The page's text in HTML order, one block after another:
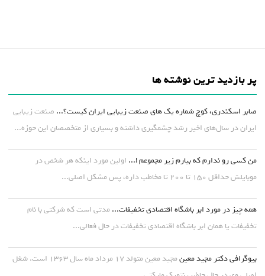
پر بازدید ترین نوشته ها
صابر اسکندری، کوچ شماره یک های صنعت زیبایی ایران کیست؟... صنعت زیبایی
ایران در سال‌های اخیر رشد چشمگیری داشته و بسیاری از متخصصان این حوزه...
من کسی رو ندارم که بیارم زیر مجموعم !... اولین مورد اینکه هر شخص در
موبایلش حداقل ۱۵۰ تا ۲۰۰ تا مخاطب داره، پس مشکل اصلی...
همه چیز در مورد ابر باشگاه اقتصادی تخفیفات... مدتی است که شرکتی با نام
تخفیفات یا همان ابر باشگاه اقتصادی تخفیفات در حال فعالی...
بیوگرافی دکتر مجید معین
مجید معین متولد ۱۷ مرداد ماه سال ۱۳۶۳ است. شغل